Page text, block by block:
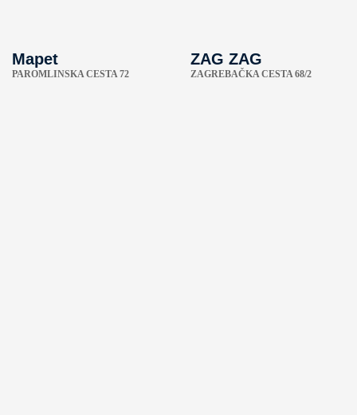
Mapet
PAROMLINSKA CESTA 72
ZAG ZAG
ZAGREBAČKA CESTA 68/2